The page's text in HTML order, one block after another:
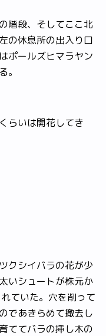
階段、そしてここ北
の休息所の出入り口
ポールズヒマラヤン
。
らいは開花してき
クシイバラの花が少
いシュートが株元か
ていた。穴を削って
であきらめて撤去し
ててバラの挿し木の